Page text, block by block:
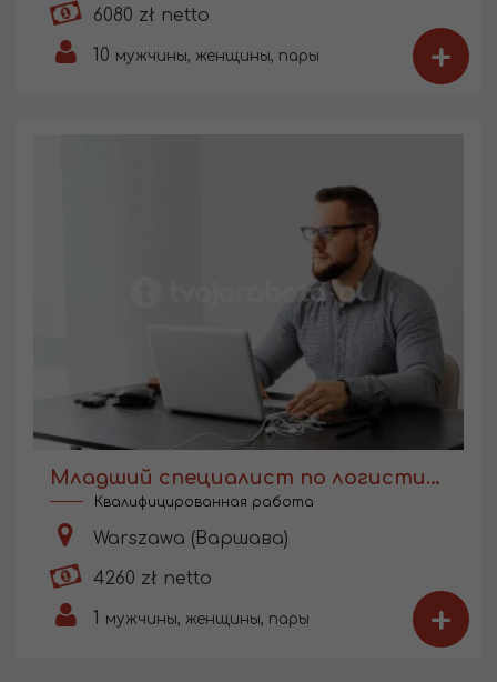
6080 zł netto
10 мужчины, женщины, пары +
Младший специалист по логистике
Квалифицированная работа
Warszawa (Варшава)
4260 zł netto
1 мужчины, женщины, пары +